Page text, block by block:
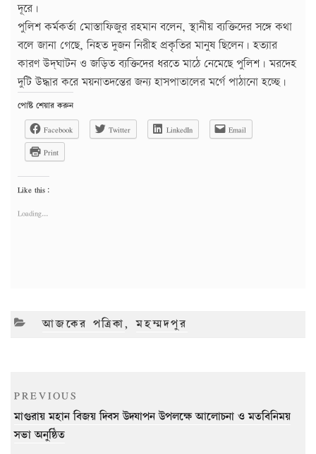
দূরে।
পুলিশ কর্মকর্তা মোস্তাফিজুর রহমান বলেন, স্থানীয় ব্যক্তিদের সঙ্গে কথা
বলে জানা গেছে, নিহত দুজন নিরীহ প্রকৃতির মানুষ ছিলেন। হত্যার
কারণ উদ্‌ঘাটন ও জড়িত ব্যক্তিদের ধরতে মাঠে নেমেছে পুলিশ। মরদেহ
দুটি উদ্ধার করে ময়নাতদন্তের জন্য হাসপাতালের মর্গে পাঠানো হচ্ছে।
পোষ্ট শেয়ার করুন
Facebook
Twitter LinkedIn
Email
Print
Like this:
Loading...
CATEGORIES
আজকের পত্রিকা,মহম্মদপুর
Post
navigation
Previous
Post
PREVIOUS
মাগুরায় মহান বিজয় দিবস উদযাপন উপলক্ষে আলোচনা ও মতবিনিময়
সভা অনুষ্ঠিত